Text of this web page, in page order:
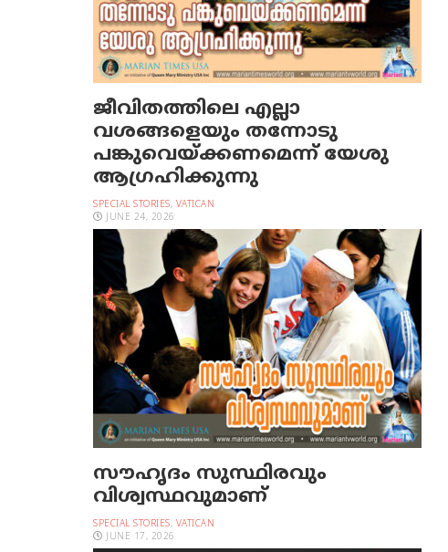
ജീവിതത്തിലെ എല്ലാ
വശങ്ങളെയും തന്നോടു
പങ്കുവെയ്ക്കണമെന്ന് യേശു
ആഗ്രഹിക്കുന്നു
SPECIAL STORIES, VATICAN
JUNE 24, 2026
സൗഹൃദം സുസ്ഥിരവും
വിശ്വസ്ഥവുമാണ്
SPECIAL STORIES, VATICAN
JUNE 17, 2026